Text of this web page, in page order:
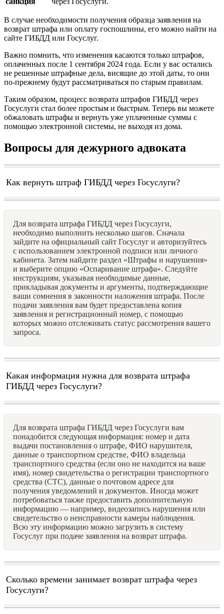
В случае необходимости получения образца заявления на
возврат штрафа или оплату госпошлины, его можно найти на
сайте ГИБДД или Госуслуг.
Важно помнить, что изменения касаются только штрафов,
оплаченных после 1 сентября 2024 года. Если у вас остались
не решенные штрафные дела, висящие до этой даты, то они
по-прежнему будут рассматриваться по старым правилам.
Таким образом, процесс возврата штрафов ГИБДД через
Госуслуги стал более простым и быстрым. Теперь вы можете
обжаловать штрафы и вернуть уже уплаченные суммы с
помощью электронной системы, не выходя из дома.
Вопросы для дежурного адвоката
Как вернуть штраф ГИБДД через Госуслуги?
Для возврата штрафа ГИБДД через Госуслуги,
необходимо выполнить несколько шагов. Сначала
зайдите на официальный сайт Госуслуг и авторизуйтесь
с использованием электронной подписи или личного
кабинета. Затем найдите раздел «Штрафы и нарушения»
и выберите опцию «Оспаривание штрафа». Следуйте
инструкциям, указывая необходимые данные,
прикладывая документы и аргументы, подтверждающие
ваши сомнения в законности наложения штрафа. После
подачи заявления вам будет предоставлена копия
заявления и регистрационный номер, с помощью
которых можно отслеживать статус рассмотрения вашего
запроса.
Какая информация нужна для возврата штрафа
ГИБДД через Госуслуги?
Для возврата штрафа ГИБДД через Госуслуги вам
понадобится следующая информация: номер и дата
выдачи постановления о штрафе, ФИО нарушителя,
данные о транспортном средстве, ФИО владельца
транспортного средства (если оно не находится на ваше
имя), номер свидетельства о регистрации транспортного
средства (СТС), данные о почтовом адресе для
получения уведомлений и документов. Иногда может
потребоваться также предоставить дополнительную
информацию — например, видеозапись нарушения или
свидетельство о неисправности камеры наблюдения.
Всю эту информацию можно загрузить в систему
Госуслуг при подаче заявления на возврат штрафа.
Сколько времени занимает возврат штрафа через
Госуслуги?